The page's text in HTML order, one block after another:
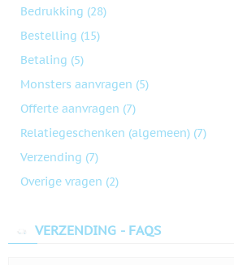
VERZENDING - FAQS
Bedrukking (28)
Bestelling (15)
Betaling (5)
Monsters aanvragen (5)
Offerte aanvragen (7)
Relatiegeschenken (algemeen) (7)
Verzending (7)
Overige vragen (2)